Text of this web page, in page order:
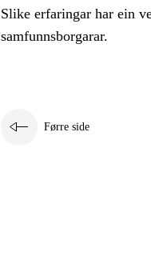
Slike erfaringar har ein
samfunnsborgarar.
Førre side